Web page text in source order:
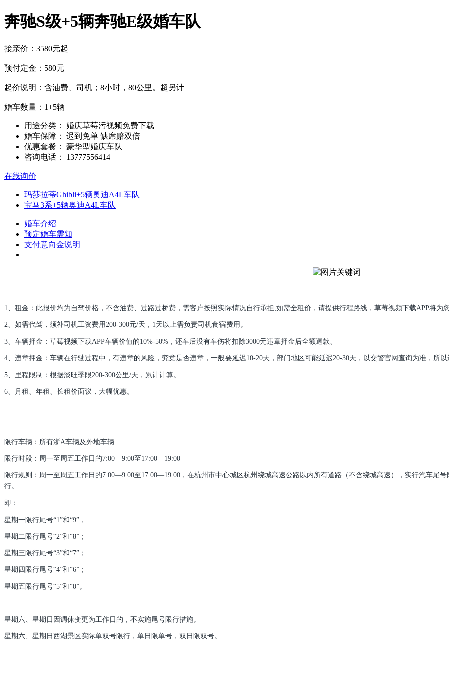
奔驰S级+5辆奔驰E级婚车队
接亲价：3580元起
预付定金：580元
起价说明：含油费、司机；8小时，80公里。超另计
婚车数量：1+5辆
用途分类：
婚庆草莓污视频免费下载
婚车保障：
迟到免单 缺席赔双倍
优惠套餐：
豪华型婚庆车队
咨询电话：
13777556414
在线询价
玛莎拉蒂Ghibli+5辆奥迪A4L车队
宝马3系+5辆奥迪A4L车队
婚车介绍
预定婚车需知
支付意向金说明
1、租金：此报价均为自驾价格，不含油费、过路过桥费，需客户按照实际情况自行承担;如需全租价，请提供行程路线，草莓视频下载APP将为
2、如需代驾，须补司机工资费用200-300元/天，1天以上需负责司机食宿费用。
3、车辆押金：草莓视频下载APP车辆价值的10%-50%，还车后没有车伤将扣除3000元违章押金后全额退款、
4、违章押金：车辆在行驶过程中，有违章的风险，究竟是否违章，一般要延迟10-20天，部门地区可能延迟20-30天，以交警官网查询为准，所
5、里程限制：根据淡旺季限200-300公里/天，累计计算。
6、月租、年租、长租价面议，大幅优惠。
限行车辆：所有浙A车辆及外地车辆
限行时段：周一至周五工作日的7:00—9:00至17:00—19:00
限行规则：周一至周五工作日的7:00—9:00至17:00—19:00，在杭州市中心城区杭州绕城高速公路以内所有道路（不含绕城高速），实行汽车尾
行。
即：
星期一限行尾号“1”和“9”，
星期二限行尾号“2”和“8”；
星期三限行尾号“3”和“7”；
星期四限行尾号“4”和“6”；
星期五限行尾号“5”和“0”。
星期六、星期日因调休变更为工作日的，不实施尾号限行措施。
星期六、星期日西湖景区实际单双号限行，单日限单号，双日限双号。